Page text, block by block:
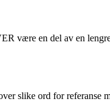
være en del av en
slike ord for